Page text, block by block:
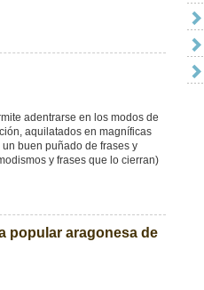
adentrarse en los modos de
aquilatados en magníficas
buen puñado de frases y
y frases que lo cierran)
popular aragonesa de